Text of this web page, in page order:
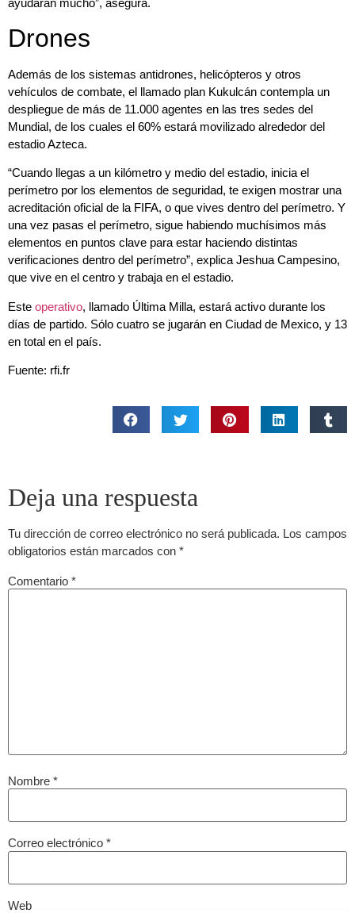
Drones
Además de los sistemas antidrones, helicópteros y otros
vehículos de combate, el llamado plan Kukulcán contempla un
despliegue de más de 11.000 agentes en las tres sedes del
Mundial, de los cuales el 60% estará movilizado alrededor del
estadio Azteca.
“Cuando llegas a un kilómetro y medio del estadio, inicia el
perímetro por los elementos de seguridad, te exigen mostrar una
acreditación oficial de la FIFA, o que vives dentro del perímetro. Y
una vez pasas el perímetro, sigue habiendo muchísimos más
elementos en puntos clave para estar haciendo distintas
verificaciones dentro del perímetro”, explica Jeshua Campesino,
que vive en el centro y trabaja en el estadio.
Este operativo, llamado Última Milla, estará activo durante los
días de partido. Sólo cuatro se jugarán en Ciudad de Mexico, y 13
en total en el país.
Fuente: rfi.fr
Deja una respuesta
Tu dirección de correo electrónico no será publicada. Los campos
obligatorios están marcados con *
Comentario *
Nombre *
Correo electrónico *
Web